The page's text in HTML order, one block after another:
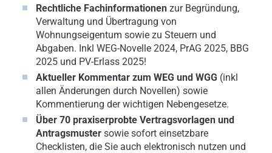
Rechtliche Fachinformationen zur Begründung,
Verwaltung und Übertragung von
Wohnungseigentum sowie zu Steuern und
Abgaben. Inkl WEG-Novelle 2024, PrAG 2025, BBG
2025 und PV-Erlass 2025!
Aktueller Kommentar zum WEG und WGG (inkl
allen Änderungen durch Novellen) sowie
Kommentierung der wichtigen Nebengesetze.
Über 70 praxiserprobte Vertragsvorlagen und
Antragsmuster sowie sofort einsetzbare
Checklisten, die Sie auch elektronisch nutzen und